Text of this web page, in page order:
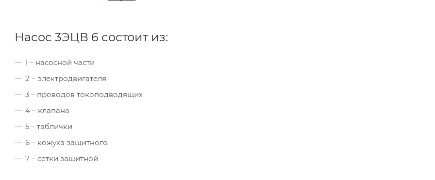
Насос 3ЭЦВ 6 состоит из:
1 – насосной части
2 – электродвигателя
3 – проводов токоподводящих
4 – клапана
5 – таблички
6 – кожуха защитного
7 – сетки защитной